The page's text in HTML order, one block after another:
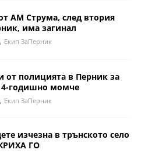
АМ Струма, след втория
има загинал
Eкип ЗаПерник
от полицията в Перник за
4-годишно момче
Eкип ЗаПерник
изчезна в трънското село
ГО